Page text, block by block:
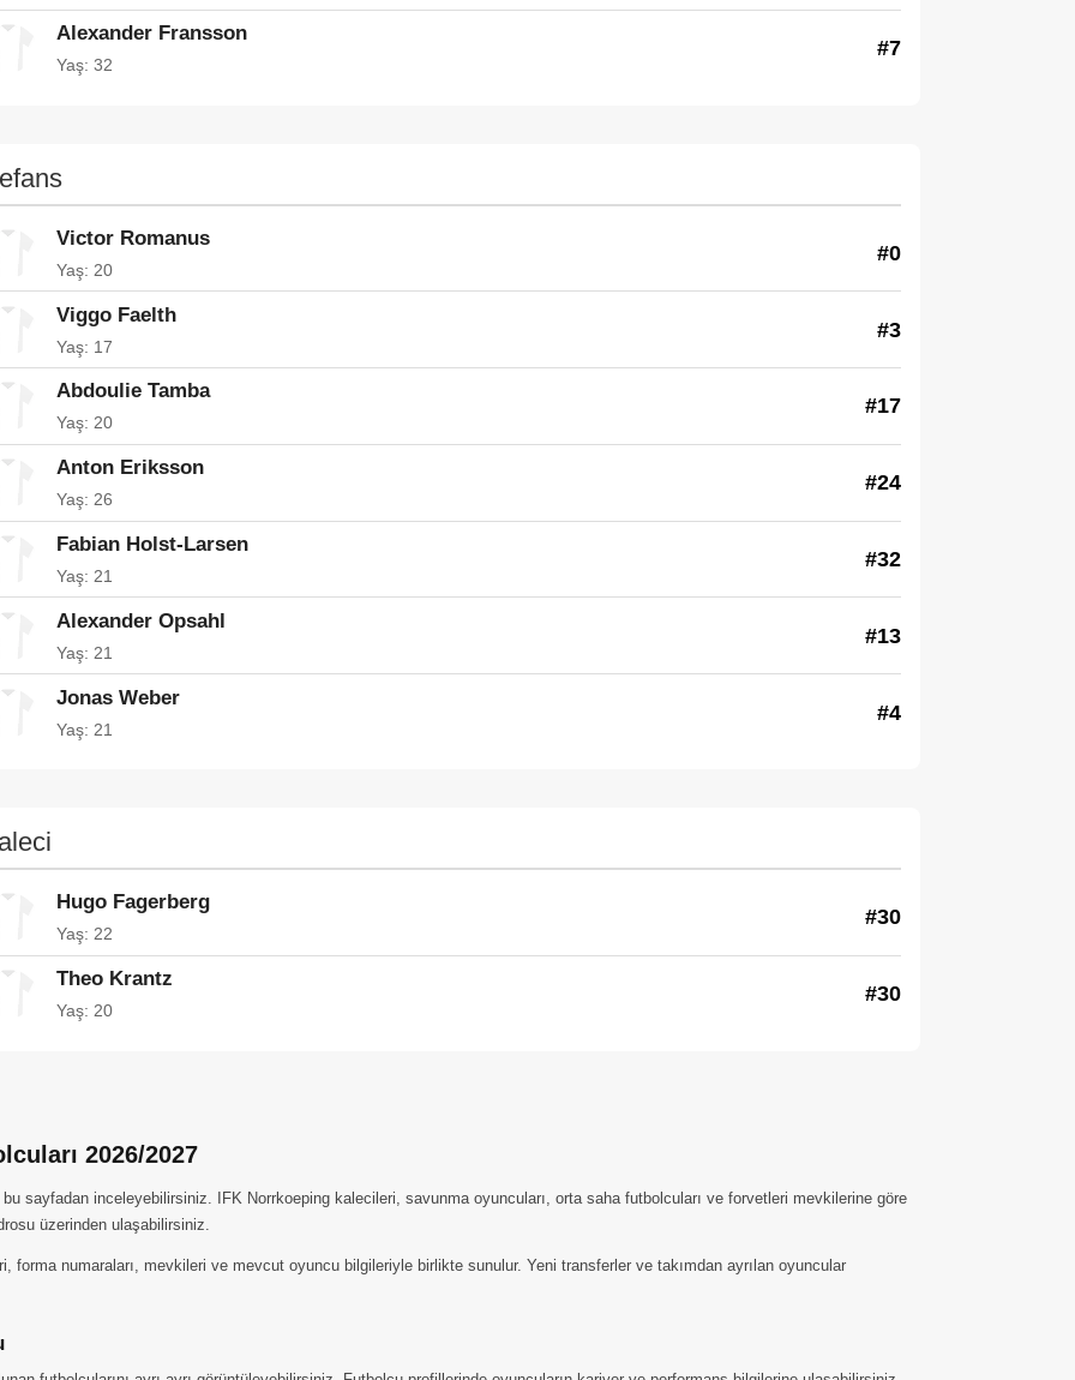
Alexander Fransson
Yaş: 32
#7
Victor Romanus
Yaş: 20
#0
Viggo Faelth
Yaş: 17
#3
Abdoulie Tamba
Yaş: 20
#17
Anton Eriksson
Yaş: 26
#24
Fabian Holst-Larsen
Yaş: 21
#32
Alexander Opsahl
Yaş: 21
#13
Jonas Weber
Yaş: 21
#4
Hugo Fagerberg
Yaş: 22
#30
Theo Krantz
Yaş: 20
#30
2026/2027
sayfadan inceleyebilirsiniz. IFK Norrkoeping kalecileri, savunma oyuncuları, orta saha futbolcuları ve forvetleri mevkilerine göre
üzerinden ulaşabilirsiniz.
forma numaraları, mevkileri ve mevcut oyuncu bilgileriyle birlikte sunulur. Yeni transferler ve takımdan ayrılan oyuncular